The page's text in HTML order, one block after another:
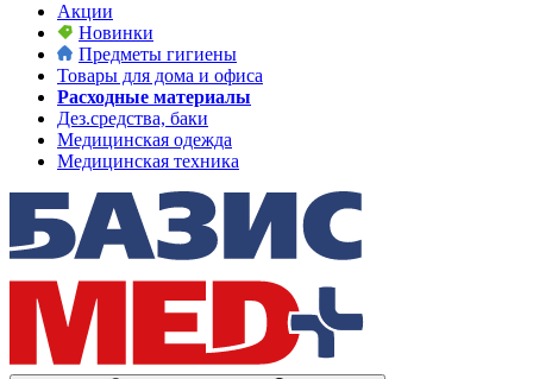
Акции
Новинки
Предметы гигиены
Товары для дома и офиса
Расходные материалы
Дез.средства, баки
Медицинская одежда
Медицинская техника